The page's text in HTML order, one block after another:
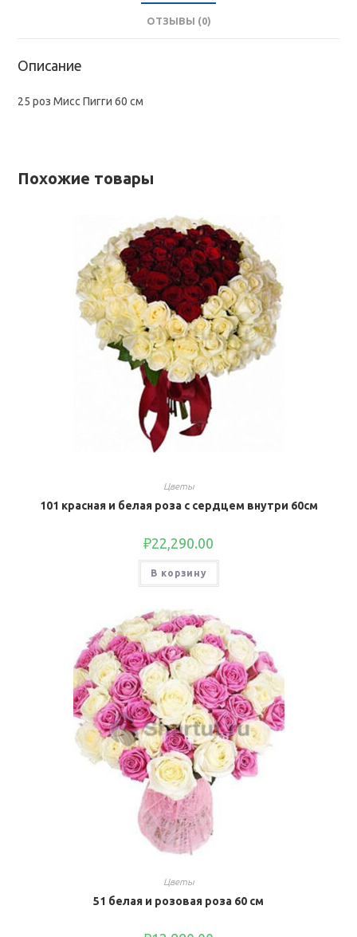
ОТЗЫВЫ (0)
Описание
25 роз Мисс Пигги 60 см
Похожие товары
Цветы
101 красная и белая роза с сердцем внутри 60см
₽22,290.00
В корзину
Цветы
51 белая и розовая роза 60 см